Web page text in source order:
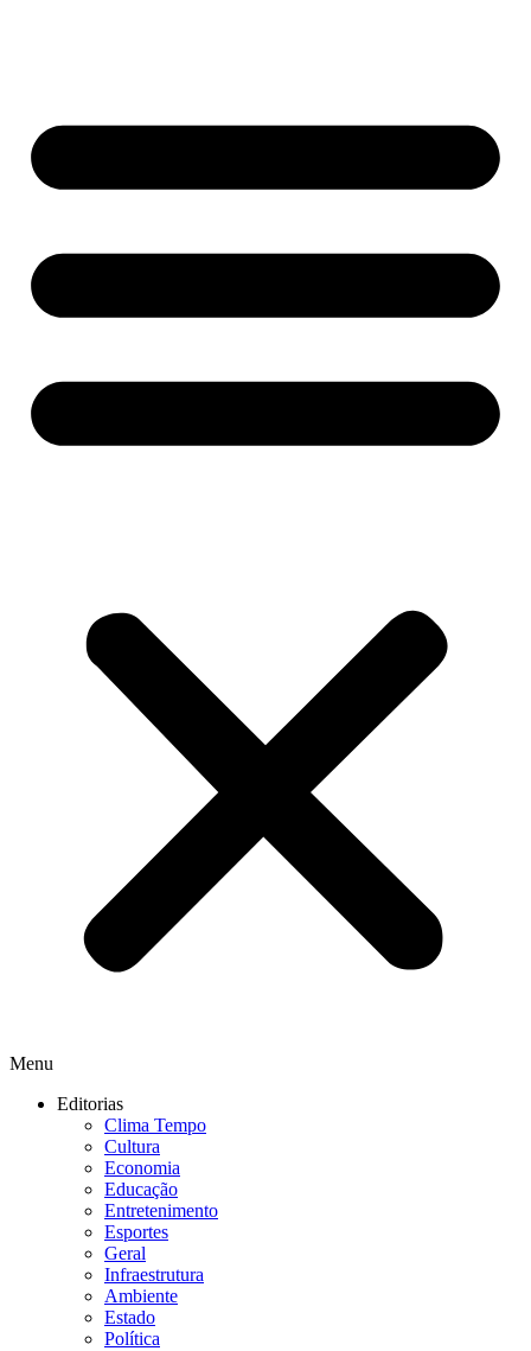
Menu
Editorias
Clima Tempo
Cultura
Economia
Educação
Entretenimento
Esportes
Geral
Infraestrutura
Ambiente
Estado
Política